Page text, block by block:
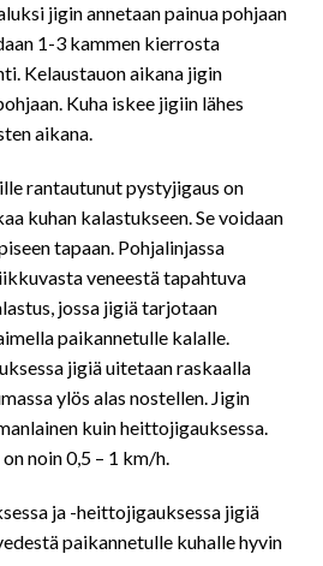
jigin annetaan painua pohjaan
1-3 kammen kierrosta
Kelaustauon aikana jigin
Kuha iskee jigiin lähes
aikana.
rantautunut pystyjigaus on
kuhan kalastukseen. Se voidaan
tapaan. Pohjalinjassa
veneestä tapahtuva
jossa jigiä tarjotaan
paikannetulle kalalle.
jigiä uitetaan raskaalla
ylös alas nostellen. Jigin
kuin heittojigauksessa.
noin 0,5 – 1 km/h.
ja -heittojigauksessa jigiä
paikannetulle kuhalle hyvin